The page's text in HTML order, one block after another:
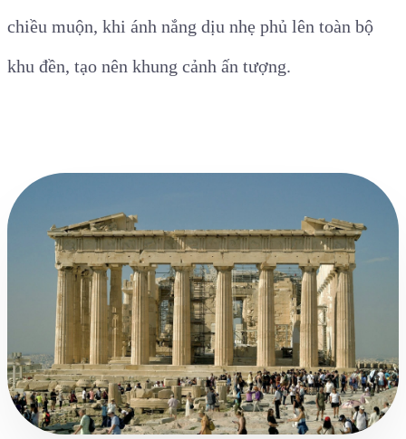
chiều muộn, khi ánh nắng dịu nhẹ phủ lên toàn bộ
khu đền, tạo nên khung cảnh ấn tượng.